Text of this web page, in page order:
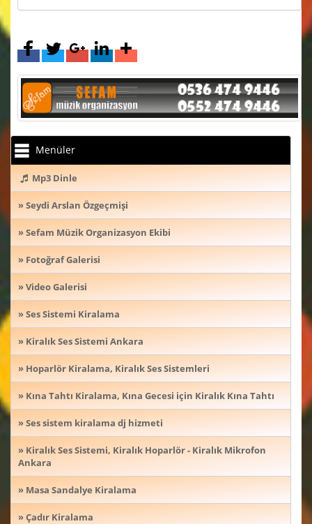
Menüler
Mp3 Dinle
» Seydi Arslan Özgeçmişi
» Sefam Müzik Organizasyon Ekibi
» Fotoğraf Galerisi
» Video Galerisi
» Ses Sistemi Kiralama
» Kiralık Ses Sistemi Ankara
» Hoparlör Kiralama, Kiralık Ses Sistemleri
» Kına Tahtı Kiralama, Kına Gecesi için Kiralık Kına Tahtı
» Ses sistem kiralama dj hizmeti
» Kiralık Ses Sistemi, Kiralık Hoparlör - Kiralık Mikrofon
Ankara
» Masa Sandalye Kiralama
» Çadır Kiralama